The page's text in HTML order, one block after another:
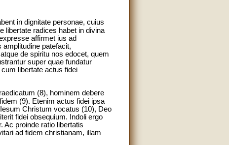
in dignitate personae, cuius
libertate radices habet in divina
affirmet ius ad
patefacit,
de spiritu nos edocet, quem
super quae fundatur
libertate actus fidei
(8), hominem debere
(9). Etenim actus fidei ipsa
Christum vocatus (10), Deo
fidei obsequium. Indoli ergo
Ac proinde ratio libertatis
ad fidem christianam, illam